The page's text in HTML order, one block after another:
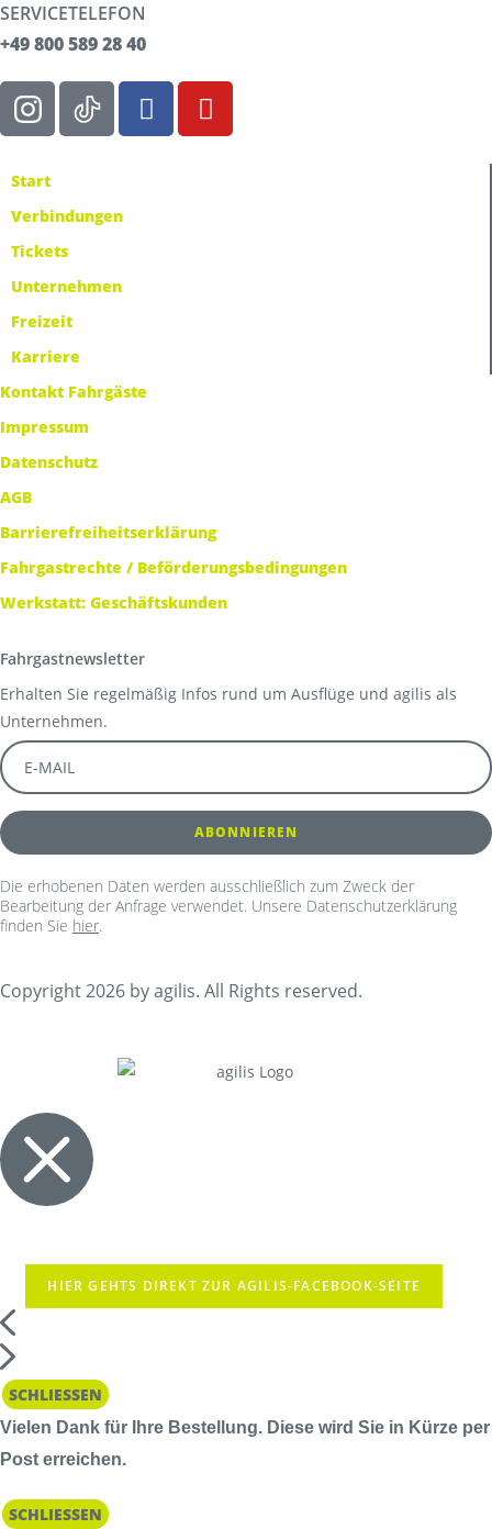
SERVICETELEFON
+49 800 589 28 40
Start
Verbindungen
Tickets
Unternehmen
Freizeit
Karriere
Kontakt Fahrgäste
Impressum
Datenschutz
AGB
Barrierefreiheitserklärung
Fahrgastrechte / Beförderungsbedingungen
Werkstatt: Geschäftskunden
Fahrgastnewsletter
Erhalten Sie regelmäßig Infos rund um Ausflüge und agilis als
Unternehmen.
Die erhobenen Daten werden ausschließlich zum Zweck der
Bearbeitung der Anfrage verwendet. Unsere Datenschutzerklärung
finden Sie hier.
Copyright 2026 by agilis. All Rights reserved.
HIER GEHTS DIREKT ZUR AGILIS-FACEBOOK-SEITE
SCHLIESSEN
Vielen Dank für Ihre Bestellung. Diese wird Sie in Kürze per
Post erreichen.
SCHLIESSEN